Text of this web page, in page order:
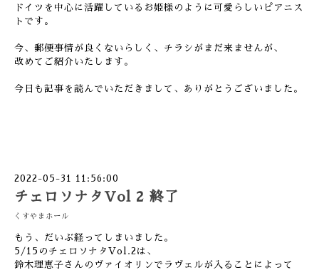
ドイツを中心に活躍しているお姫様のように可愛らしいピアニス
トです。
今、郵便事情が良くないらしく、チラシがまだ来ませんが、
改めてご紹介いたします。
今日も記事を読んでいただきまして、ありがとうございました。
2022-05-31 11:56:00
チェロソナタVol 2 終了
くすやまホール
もう、だいぶ経ってしまいました。
5/15のチェロソナタVol.2は、
鈴木理恵子さんのヴァイオリンでラヴェルが入ることによって